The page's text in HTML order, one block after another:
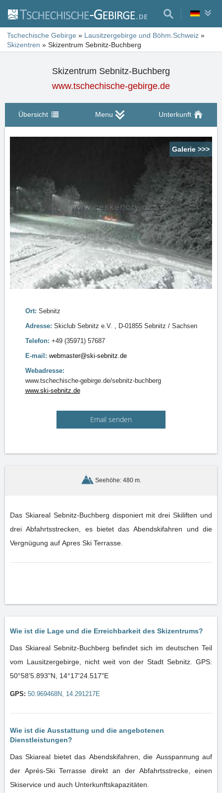
Tschechische Gebirge » Lausitzergebirge und Böhm.Schweiz »
Skizentren » Skizentrum Sebnitz-Buchberg
Skizentrum Sebnitz-Buchberg
www.tschechische-gebirge.de
Übersicht Menu Unterkunft
Galerie >>>
Ort: Sebnitz
Adresse: Skiclub Sebnitz e.V. , D-01855 Sebnitz / Sachsen
Telefon: +49 (35971) 57687
E-mail: webmaster@ski-sebnitz.de
Webadresse:
www.tschechische-gebirge.de/sebnitz-buchberg
www.ski-sebnitz.de
Email senden
Seehöhe: 480 m.
Das Skiareal Sebnitz-Buchberg disponiert mit drei Skiliften und
drei Abfahrtsstrecken, es bietet das Abendskifahren und die
Vergnügung auf Apres Ski Terrasse.
Wie ist die Lage und die Erreichbarkeit des Skizentrums?
Das Skiareal Sebnitz-Buchberg befindet sich im deutschen Teil
vom Lausitzergebirge, nicht weit von der Stadt Sebnitz. GPS:
50°58'5.893"N, 14°17'24.517"E
GPS: 50.969468N, 14.291217E
Wie ist die Ausstattung und die angebotenen
Dienstleistungen?
Das Skiareal bietet das Abendskifahren, die Ausspannung auf
der Aprés-Ski Terrasse direkt an der Abfahrtsstrecke, einen
Skiservice und auch Unterkunftskapazitäten.